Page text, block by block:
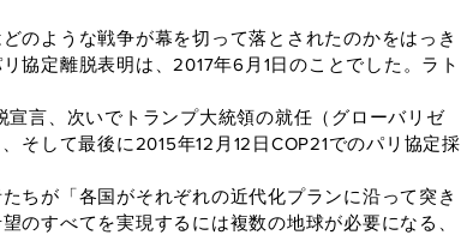
のような戦争が幕を切って落とされたのかをはっき
協定離脱表明は、2017年6月1日のことでした。ラト
言、次いでトランプ大統領の就任（グローバリゼ
そして最後に2015年12月12日COP21でのパリ協定採
ちが「各国がそれぞれの近代化プランに沿って突き
のすべてを実現するには複数の地球が必要になる、